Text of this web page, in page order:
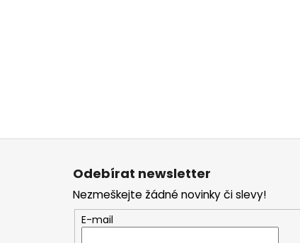
Z
Odebírat newsletter
Nezmeškejte žádné novinky či slevy!
E-mail